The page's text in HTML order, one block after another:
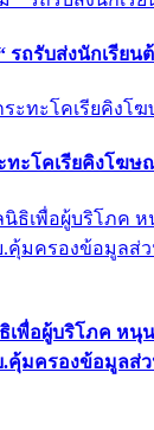
ถรับส่งนักเรียน
ะโคเรียคิงโฆษ
เพื่อผู้บริโภค หนุ
.คุ้มครองข้อมูล